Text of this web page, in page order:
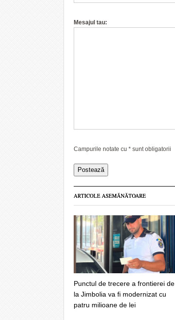
Mesajul tau:
Campurile notate cu * sunt obligatorii
ARTICOLE ASEMĂNĂTOARE
Punctul de trecere a frontierei de
la Jimbolia va fi modernizat cu
patru milioane de lei